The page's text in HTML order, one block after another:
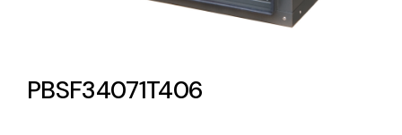
Amplia gama de ventiladores y equipos de
PBSF34071T406